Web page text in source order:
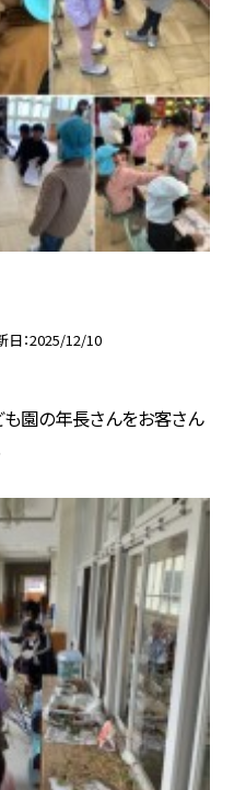
日 2025/12/10
園の年長さんをお客さん